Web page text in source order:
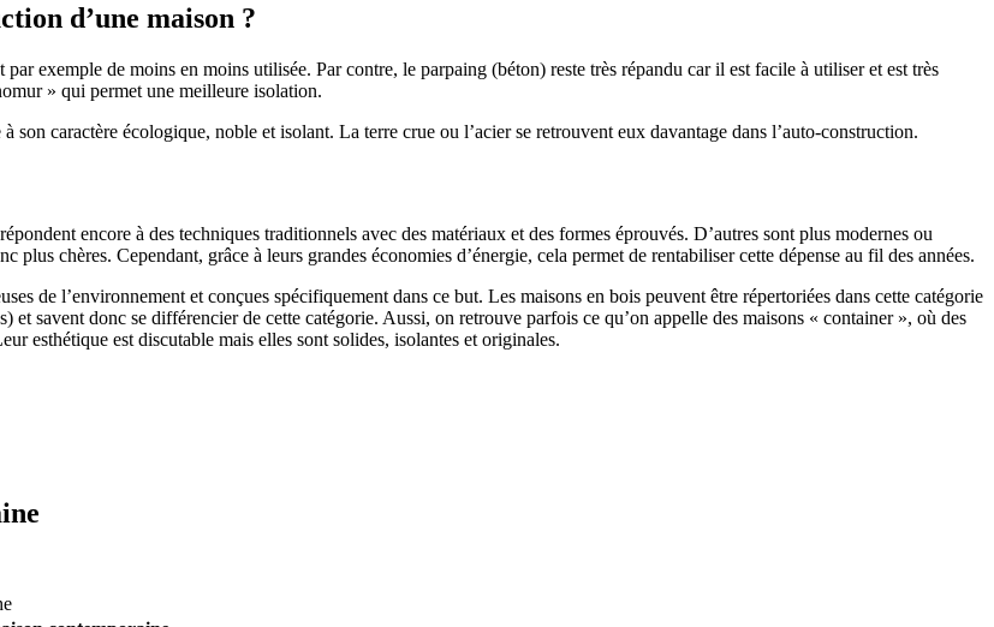
d’une maison ?
exemple de moins en moins utilisée. Par contre, le parpaing (béton) reste très répandu car il est facile à utiliser et est très
» qui permet une meilleure isolation.
caractère écologique, noble et isolant. La terre crue ou l’acier se retrouvent eux davantage dans l’auto-construction.
encore à des techniques traditionnels avec des matériaux et des formes éprouvés. D’autres sont plus modernes ou
chères. Cependant, grâce à leurs grandes économies d’énergie, cela permet de rentabiliser cette dépense au fil des années.
de l’environnement et conçues spécifiquement dans ce but. Les maisons en bois peuvent être répertoriées dans cette catégorie
et savent donc se différencier de cette catégorie. Aussi, on retrouve parfois ce qu’on appelle des maisons « container », où des
esthétique est discutable mais elles sont solides, isolantes et originales.